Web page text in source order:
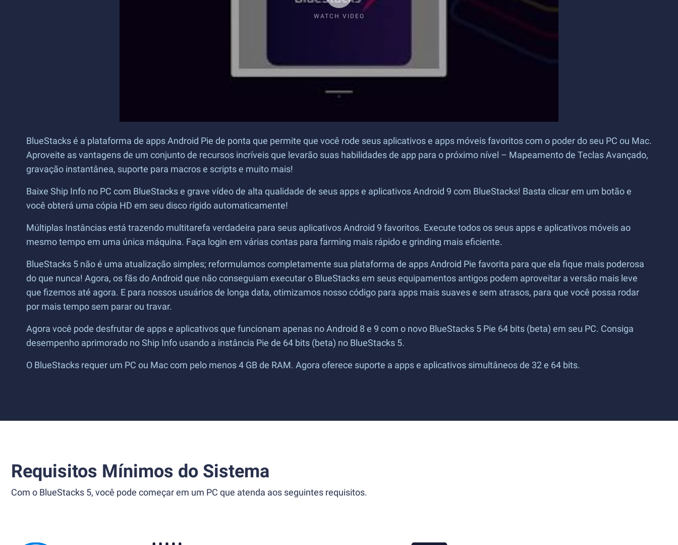
WATCH VIDEO
BlueStacks é a plataforma de apps Android Pie de ponta que permite que você rode seus aplicativos e apps móveis favoritos com o poder do seu PC ou Mac.
Aproveite as vantagens de um conjunto de recursos incríveis que levarão suas habilidades de app para o próximo nível – Mapeamento de Teclas Avançado,
gravação instantânea, suporte para macros e scripts e muito mais!
Baixe Ship Info no PC com BlueStacks e grave vídeo de alta qualidade de seus apps e aplicativos Android 9 com BlueStacks! Basta clicar em um botão e
você obterá uma cópia HD em seu disco rígido automaticamente!
Múltiplas Instâncias está trazendo multitarefa verdadeira para seus aplicativos Android 9 favoritos. Execute todos os seus apps e aplicativos móveis ao
mesmo tempo em uma única máquina. Faça login em várias contas para farming mais rápido e grinding mais eficiente.
BlueStacks 5 não é uma atualização simples; reformulamos completamente sua plataforma de apps Android Pie favorita para que ela fique mais poderosa
do que nunca! Agora, os fãs do Android que não conseguiam executar o BlueStacks em seus equipamentos antigos podem aproveitar a versão mais leve
que fizemos até agora. E para nossos usuários de longa data, otimizamos nosso código para apps mais suaves e sem atrasos, para que você possa rodar
por mais tempo sem parar ou travar.
Agora você pode desfrutar de apps e aplicativos que funcionam apenas no Android 8 e 9 com o novo BlueStacks 5 Pie 64 bits (beta) em seu PC. Consiga
desempenho aprimorado no Ship Info usando a instância Pie de 64 bits (beta) no BlueStacks 5.
O BlueStacks requer um PC ou Mac com pelo menos 4 GB de RAM. Agora oferece suporte a apps e aplicativos simultâneos de 32 e 64 bits.
Requisitos Mínimos do Sistema
Com o BlueStacks 5, você pode começar em um PC que atenda aos seguintes requisitos.